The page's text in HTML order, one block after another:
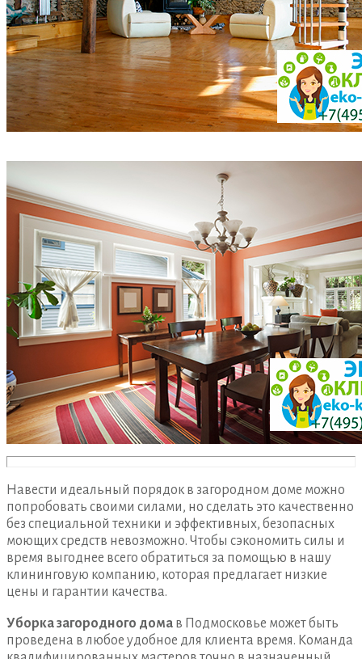
Навести идеальный порядок в загородном доме можно
попробовать своими силами, но сделать это качественно
без специальной техники и эффективных, безопасных
моющих средств невозможно. Чтобы сэкономить силы и
время выгоднее всего обратиться за помощью в нашу
клининговую компанию, которая предлагает низкие
цены и гарантии качества.
Уборка загородного дома в Подмосковье может быть
проведена в любое удобное для клиента время. Команда